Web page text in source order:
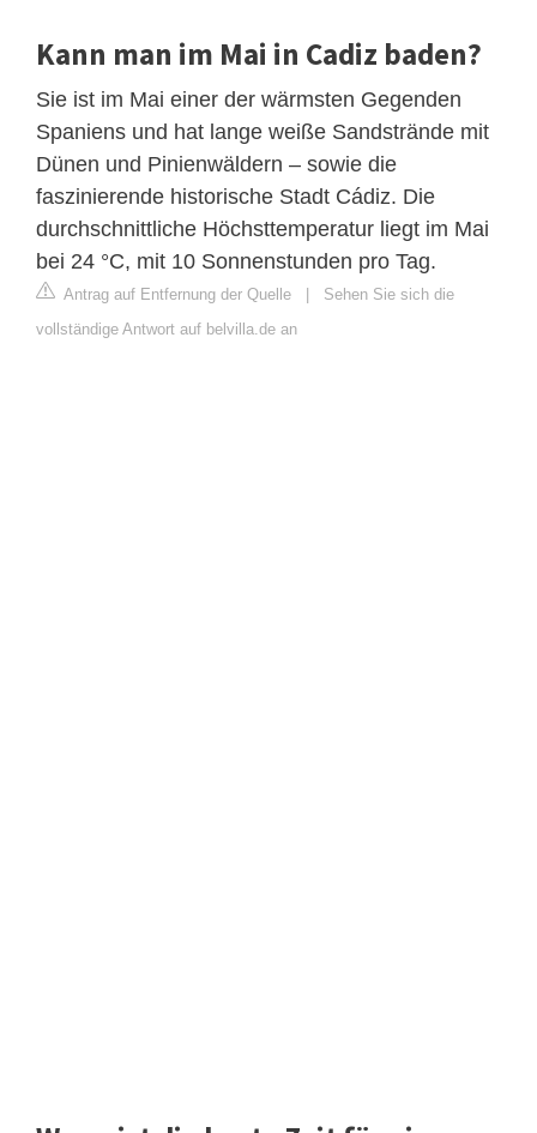
Kann man im Mai in Cadiz baden?
Sie ist im Mai einer der wärmsten Gegenden
Spaniens und hat lange weiße Sandstrände mit
Dünen und Pinienwäldern – sowie die
faszinierende historische Stadt Cádiz. Die
durchschnittliche Höchsttemperatur liegt im Mai
bei 24 °C, mit 10 Sonnenstunden pro Tag.
Antrag auf Entfernung der Quelle | Sehen Sie sich die
vollständige Antwort auf belvilla.de an